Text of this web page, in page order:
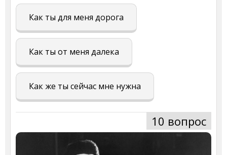
Как ты для меня дорога
Как ты от меня далека
Как же ты сейчас мне нужна
10 вопрос